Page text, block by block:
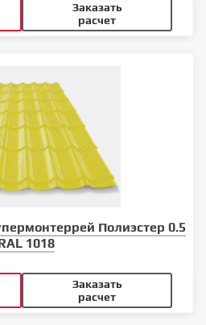
Заказать
расчет
Полиэстер 0.5
1018
Заказать
расчет